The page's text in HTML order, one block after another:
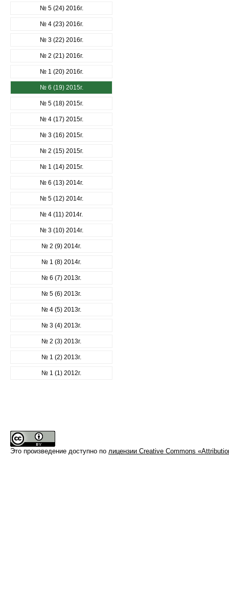
№ 5 (24) 2016г.
№ 4 (23) 2016г.
№ 3 (22) 2016г.
№ 2 (21) 2016г.
№ 1 (20) 2016г.
№ 6 (19) 2015г.
№ 5 (18) 2015г.
№ 4 (17) 2015г.
№ 3 (16) 2015г.
№ 2 (15) 2015г.
№ 1 (14) 2015г.
№ 6 (13) 2014г.
№ 5 (12) 2014г.
№ 4 (11) 2014г.
№ 3 (10) 2014г.
№ 2 (9) 2014г.
№ 1 (8) 2014г.
№ 6 (7) 2013г.
№ 5 (6) 2013г.
№ 4 (5) 2013г.
№ 3 (4) 2013г.
№ 2 (3) 2013г.
№ 1 (2) 2013г.
№ 1 (1) 2012г.
Это произведение доступно по лицензии Creative Commons